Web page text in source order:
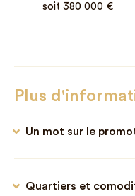
soit 380 000 €
Plus
Un mot sur le
Quartiers et